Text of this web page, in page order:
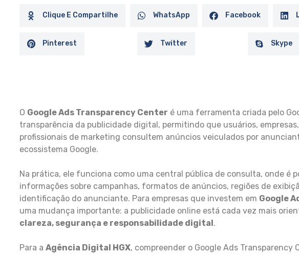
Clique E Compartilhe WhatsApp Facebook
Pinterest Twitter Skype
O Google Ads Transparency Center é uma ferramenta criada pelo
transparência da publicidade digital, permitindo que usuários,
profissionais de marketing consultem anúncios veiculados por
ecossistema Google.
Na prática, ele funciona como uma central pública de consulta, onde é
informações sobre campanhas, formatos de anúncios, regiões de
identificação do anunciante. Para empresas que investem em Google
uma mudança importante: a publicidade online está cada vez mais
clareza, segurança e responsabilidade digital.
Para a Agência Digital HGX, compreender o Google Ads Transparency